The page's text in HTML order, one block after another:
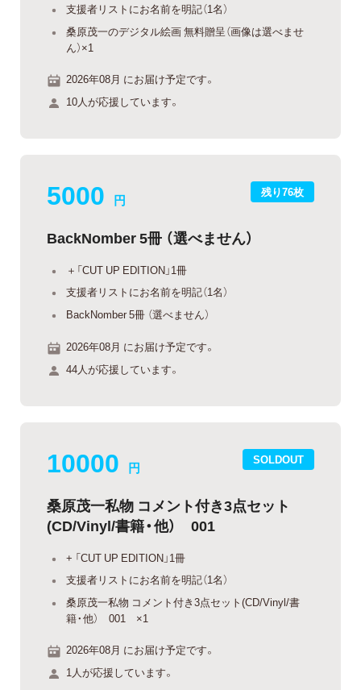
支援者リストにお名前を明記（1名）
桑原茂一のデジタル絵画 無料贈呈（画像は選べませ
ん）×1
2026年08月 にお届け予定です。
10人が応援しています。
残り76枚
5000 円
BackNomber 5冊 （選べません）
＋「CUT UP EDITION」1冊
支援者リストにお名前を明記（1名）
BackNomber 5冊 （選べません）
2026年08月 にお届け予定です。
44人が応援しています。
SOLDOUT
10000 円
桑原茂一私物 コメント付き3点セット
(CD/Vinyl/書籍・他） 001
+ 「CUT UP EDITION」1冊
支援者リストにお名前を明記（1名）
桑原茂一私物 コメント付き3点セット(CD/Vinyl/書
籍・他） 001 ×1
2026年08月 にお届け予定です。
1人が応援しています。